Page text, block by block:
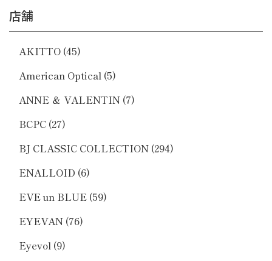
店舗
AKITTO (45)
American Optical (5)
ANNE ＆ VALENTIN (7)
BCPC (27)
BJ CLASSIC COLLECTION (294)
ENALLOID (6)
EVE un BLUE (59)
EYEVAN (76)
Eyevol (9)